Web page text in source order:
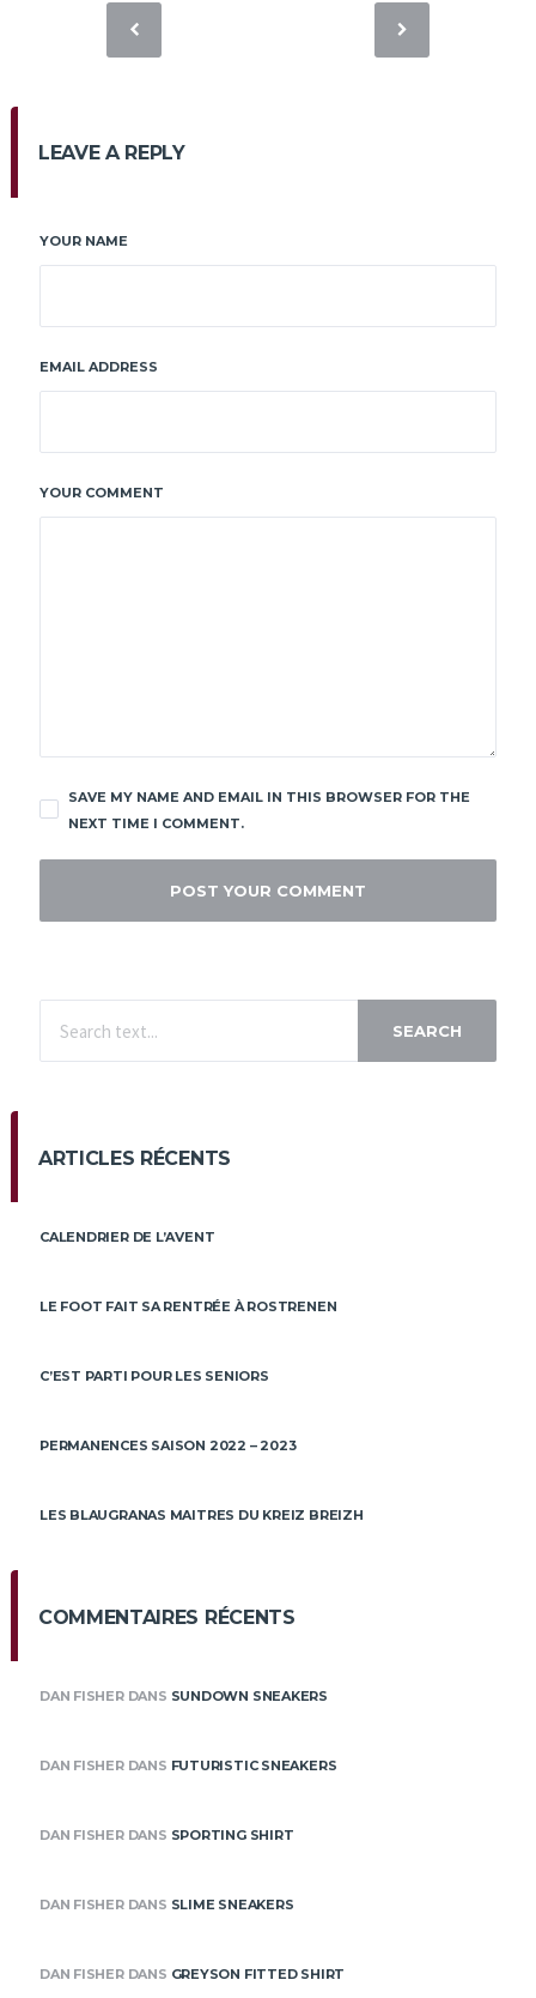
LEAVE A REPLY
YOUR NAME
EMAIL ADDRESS
YOUR COMMENT
SAVE MY NAME AND EMAIL IN THIS BROWSER FOR THE
NEXT TIME I COMMENT.
SEARCH
ARTICLES RÉCENTS
CALENDRIER DE L’AVENT
LE FOOT FAIT SA RENTRÉE À ROSTRENEN
C’EST PARTI POUR LES SENIORS
PERMANENCES SAISON 2022 – 2023
LES BLAUGRANAS MAITRES DU KREIZ BREIZH
COMMENTAIRES RÉCENTS
DAN FISHERDANS SUNDOWN SNEAKERS
DAN FISHERDANS FUTURISTIC SNEAKERS
DAN FISHERDANS SPORTING SHIRT
DAN FISHERDANS SLIME SNEAKERS
DAN FISHERDANS GREYSON FITTED SHIRT